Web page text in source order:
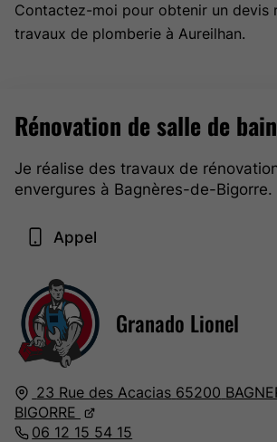
Contactez-moi pour obtenir un devis
travaux de plomberie à Aureilhan.
Granado Lionel
23 Rue des Acacias 65200
BIGORRE
06 12 15 54 15
Rénovation de salle de
Je réalise des travaux de
envergures à Bagnères-de-Bigorre.
Appel